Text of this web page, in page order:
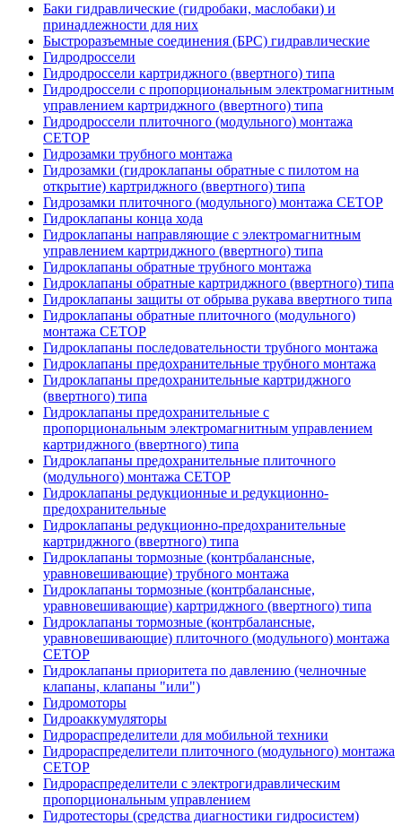
Баки гидравлические (гидробаки, маслобаки) и
принадлежности для них
Быстроразъемные соединения (БРС) гидравлические
Гидродроссели
Гидродроссели картриджного (ввертного) типа
Гидродроссели с пропорциональным электромагнитным
управлением картриджного (ввертного) типа
Гидродроссели плиточного (модульного) монтажа
CETOP
Гидрозамки трубного монтажа
Гидрозамки (гидроклапаны обратные с пилотом на
открытие) картриджного (ввертного) типа
Гидрозамки плиточного (модульного) монтажа CETOP
Гидроклапаны конца хода
Гидроклапаны направляющие с электромагнитным
управлением картриджного (ввертного) типа
Гидроклапаны обратные трубного монтажа
Гидроклапаны обратные картриджного (ввертного) типа
Гидроклапаны защиты от обрыва рукава ввертного типа
Гидроклапаны обратные плиточного (модульного)
монтажа CETOP
Гидроклапаны последовательности трубного монтажа
Гидроклапаны предохранительные трубного монтажа
Гидроклапаны предохранительные картриджного
(ввертного) типа
Гидроклапаны предохранительные с
пропорциональным электромагнитным управлением
картриджного (ввертного) типа
Гидроклапаны предохранительные плиточного
(модульного) монтажа CETOP
Гидроклапаны редукционные и редукционно-
предохранительные
Гидроклапаны редукционно-предохранительные
картриджного (ввертного) типа
Гидроклапаны тормозные (контрбалансные,
уравновешивающие) трубного монтажа
Гидроклапаны тормозные (контрбалансные,
уравновешивающие) картриджного (ввертного) типа
Гидроклапаны тормозные (контрбалансные,
уравновешивающие) плиточного (модульного) монтажа
CETOP
Гидроклапаны приоритета по давлению (челночные
клапаны, клапаны "или")
Гидромоторы
Гидроаккумуляторы
Гидрораспределители для мобильной техники
Гидрораспределители плиточного (модульного) монтажа
СЕТОР
Гидрораспределители с электрогидравлическим
пропорциональным управлением
Гидротесторы (средства диагностики гидросистем)